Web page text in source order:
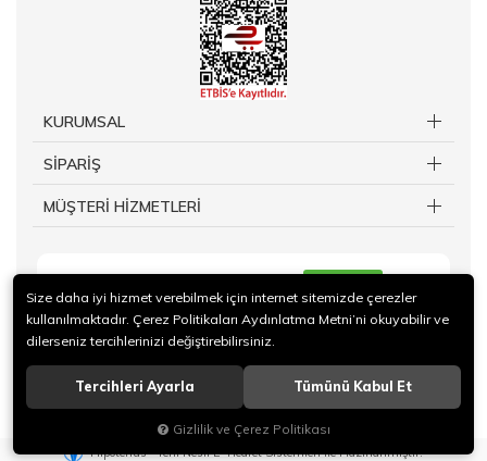
KURUMSAL
SİPARİŞ
MÜŞTERİ HİZMETLERİ
© 2019 TAKİ Kuy.Billuriye.Ltd Sti. Tüm hakları saklıdır.
Hipotenüs Yeni Nesil E-Ticaret Sistemleri ile Hazırlanmıştır.
Size daha iyi hizmet verebilmek için internet sitemizde çerezler
kullanılmaktadır. Çerez Politikaları Aydınlatma Metni’ni okuyabilir ve
dilerseniz tercihlerinizi değiştirebilirsiniz.
Tercihleri Ayarla Tümünü Kabul Et
Gizlilik ve Çerez Politikası